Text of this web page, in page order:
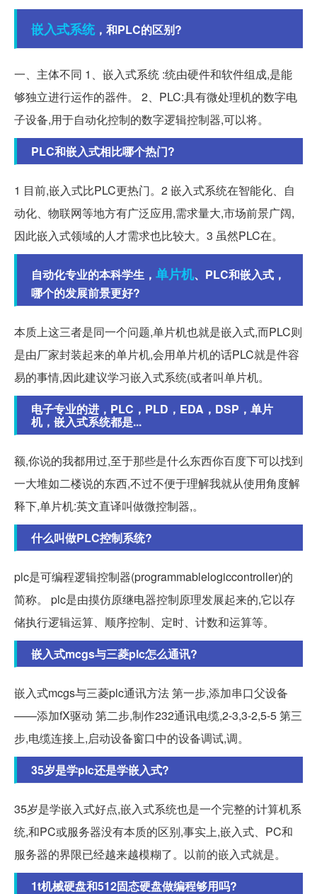
嵌入式系统，和PLC的区别?
一、主体不同 1、嵌入式系统 :统由硬件和软件组成,是能
够独立进行运作的器件。 2、PLC:具有微处理机的数字电
子设备,用于自动化控制的数字逻辑控制器,可以将。
PLC和嵌入式相比哪个热门?
1 目前,嵌入式比PLC更热门。2 嵌入式系统在智能化、自
动化、物联网等地方有广泛应用,需求量大,市场前景广阔,
因此嵌入式领域的人才需求也比较大。3 虽然PLC在。
自动化专业的本科学生， 单片机、PLC和嵌入式，
哪个的发展前景更好?
本质上这三者是同一个问题,单片机也就是嵌入式,而PLC则
是由厂家封装起来的单片机,会用单片机的话PLC就是件容
易的事情,因此建议学习嵌入式系统(或者叫单片机。
电子专业的进，PLC，PLD，EDA，DSP，单片
机，嵌入式系统都是...
额,你说的我都用过,至于那些是什么东西你百度下可以找到
一大堆如二楼说的东西,不过不便于理解我就从使用角度解
释下,单片机:英文直译叫做微控制器,。
什么叫做PLC控制系统?
plc是可编程逻辑控制器(programmablelogiccontroller)的
简称。 plc是由摸仿原继电器控制原理发展起来的,它以存
储执行逻辑运算、顺序控制、定时、计数和运算等。
嵌入式mcgs与三菱plc怎么通讯?
嵌入式mcgs与三菱plc通讯方法 第一步,添加串口父设备
——添加fX驱动 第二步,制作232通讯电缆,2-3,3-2,5-5 第三
步,电缆连接上,启动设备窗口中的设备调试,调。
35岁是学plc还是学嵌入式?
35岁是学嵌入式好点,嵌入式系统也是一个完整的计算机系
统,和PC或服务器没有本质的区别,事实上,嵌入式、PC和
服务器的界限已经越来越模糊了。以前的嵌入式就是。
1t机械硬盘和512固态硬盘做编程够用吗?